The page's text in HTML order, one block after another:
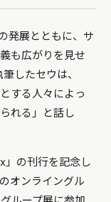
発展とともに、サ
も広がりを見せ
したセウは、
する人々によっ
れる」と話し
の刊行を記念し
オンライングル